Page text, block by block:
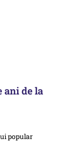
ani de la